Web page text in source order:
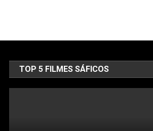
TOP 5 FILMES SÁFICOS